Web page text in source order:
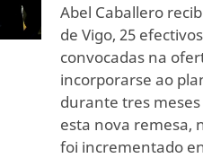
Abel Caballero
de Vigo, 25
convocadas na
incorporarse ao
durante tres
esta nova remesa,
foi incrementado